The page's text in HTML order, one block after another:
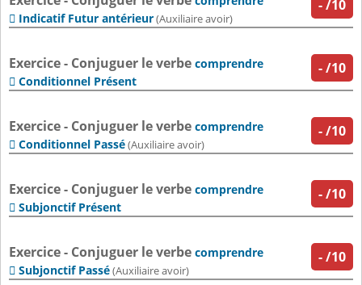
-/10
 Indicatif Futur antérieur(Auxiliaire avoir)
-/10
Exercice - Conjuguer le verbe comprendre
 Conditionnel Présent
-/10
Exercice - Conjuguer le verbe comprendre
 Conditionnel Passé(Auxiliaire avoir)
-/10
Exercice - Conjuguer le verbe comprendre
 Subjonctif Présent
-/10
Exercice - Conjuguer le verbe comprendre
 Subjonctif Passé(Auxiliaire avoir)